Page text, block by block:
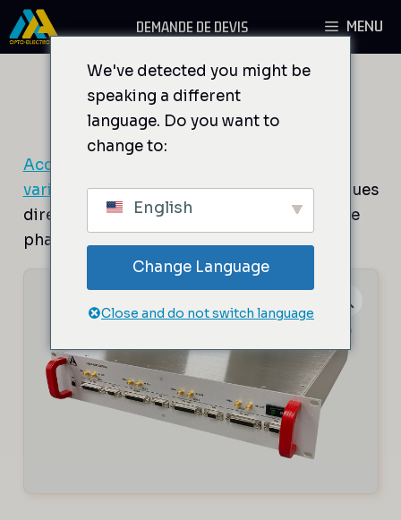
Aller
au
MENU
DEMANDE DE DEVIS
Accueil
variable
/ DDSPA4X Synthétiseurs numériques
directs en rack à quatre sorties, contrôle de
phase, horloge externe
We've detected you might be
speaking a different
language. Do you want to
change to:
English
Change Language
Close and do not switch language